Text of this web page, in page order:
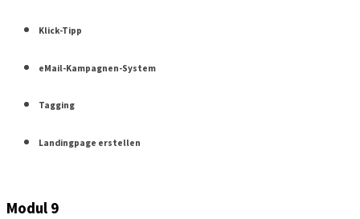
Klick-Tipp
eMail-Kampagnen-System
Tagging
Landingpage erstellen
Modul 9